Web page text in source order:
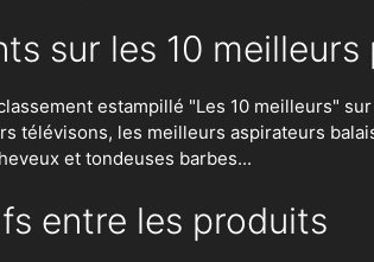
sur les 10
estampillé "Les 10 meilleurs"
télévisons, les meilleurs aspirateurs
et tondeuses barbes...
entre les produits